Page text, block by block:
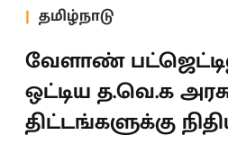
தமிழ்நாடு
வேளாண்
ஒட்டிய த.வெ.க
திட்டங்களுக்கு